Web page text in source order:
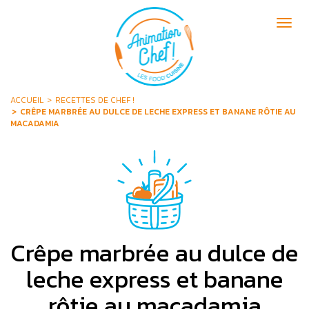
ACCUEIL
RECETTES DE CHEF !
CRÊPE MARBRÉE AU DULCE DE LECHE EXPRESS ET BANANE RÔTIE AU
MACADAMIA
Crêpe marbrée au dulce de
leche express et banane